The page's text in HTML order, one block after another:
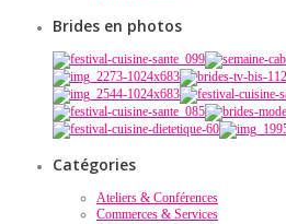
Brides en photos
Catégories
Ateliers & Conférences
Commerces & Services